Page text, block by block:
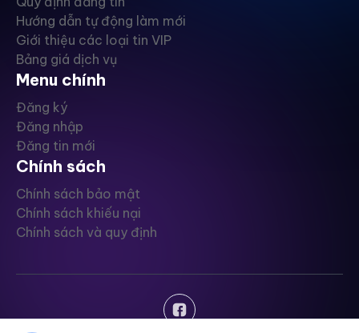
Hướng dẫn tự động làm mới
Giới thiệu các loại tin VIP
Bảng giá dịch vụ
Menu chính
Đăng ký
Đăng nhập
Đăng tin mới
Chính sách
Chính sách bảo mật
Chính sách khiếu nại
Chính sách và quy định